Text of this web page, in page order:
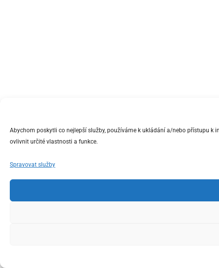
Abychom poskytli co nejlepší služby, používáme k ukládání a/nebo přístupu
ovlivnit určité vlastnosti a funkce.
Spravovat služby